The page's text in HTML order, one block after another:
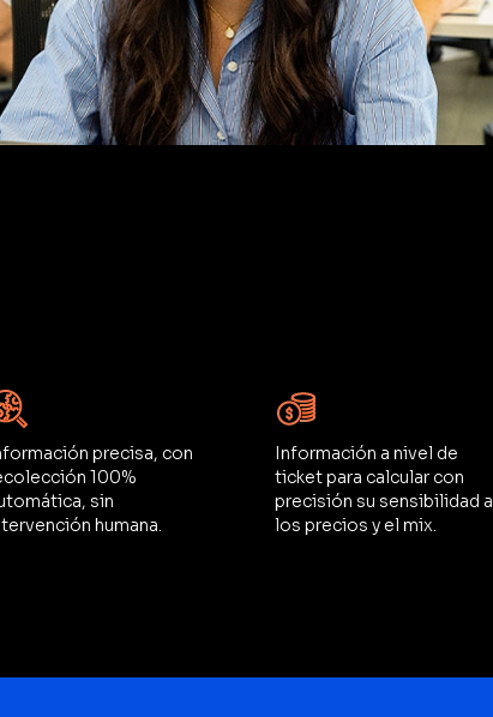
precisa, con
100%
sin
humana.
Información a nivel de
ticket para calcular con
precisión su sensibilidad a
los precios y el mix.